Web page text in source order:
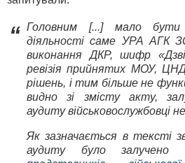
“ Головним [...] мало бути
діяльності саме УРА АГК
виконання ДКР, шифр
ревізія прийнятих МОУ,
рішень, і тим більше не
видно зі змісту акту,
аудиту військовослужбовці
Як зазначається в тексті
аудиту було залучено